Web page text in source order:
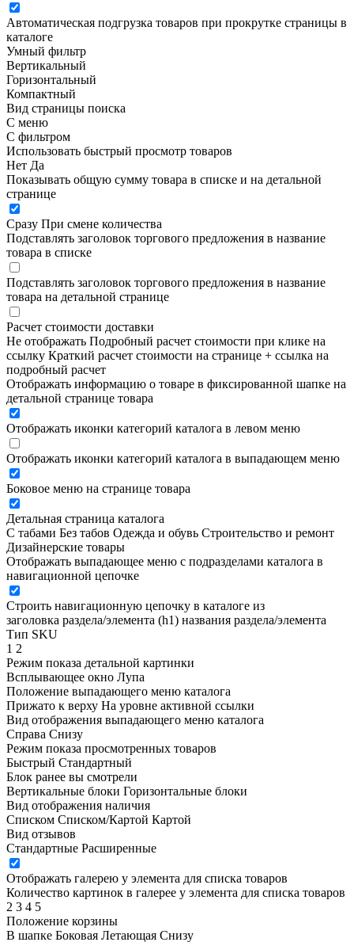
Автоматическая подгрузка товаров при прокрутке страницы в
каталоге
Умный фильтр
Вертикальный
Горизонтальный
Компактный
Вид страницы поиска
С меню
С фильтром
Использовать быстрый просмотр товаров
Нет Да
Показывать общую сумму товара в списке и на детальной
странице
Сразу При смене количества
Подставлять заголовок торгового предложения в название
товара в списке
Подставлять заголовок торгового предложения в название
товара на детальной странице
Расчет стоимости доставки
Не отображать Подробный расчет стоимости при клике на
ссылку Краткий расчет стоимости на странице + ссылка на
подробный расчет
Отображать информацию о товаре в фиксированной шапке на
детальной странице товара
Отображать иконки категорий каталога в левом меню
Отображать иконки категорий каталога в выпадающем меню
Боковое меню на странице товара
Детальная страница каталога
С табами Без табов Одежда и обувь Строительство и ремонт
Дизайнерские товары
Отображать выпадающее меню с подразделами каталога в
навигационной цепочке
Строить навигационную цепочку в каталоге из
заголовка раздела/элемента (h1) названия раздела/элемента
Тип SKU
1 2
Режим показа детальной картинки
Всплывающее окно Лупа
Положение выпадающего меню каталога
Прижато к верху На уровне активной ссылки
Вид отображения выпадающего меню каталога
Справа Снизу
Режим показа просмотренных товаров
Быстрый Стандартный
Блок ранее вы смотрели
Вертикальные блоки Горизонтальные блоки
Вид отображения наличия
Списком Списком/Картой Картой
Вид отзывов
Стандартные Расширенные
Отображать галерею у элемента для списка товаров
Количество картинок в галерее у элемента для списка товаров
2 3 4 5
Положение корзины
В шапке Боковая Летающая Снизу